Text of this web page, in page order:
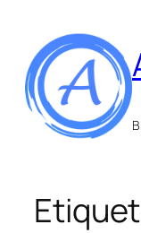
contenido